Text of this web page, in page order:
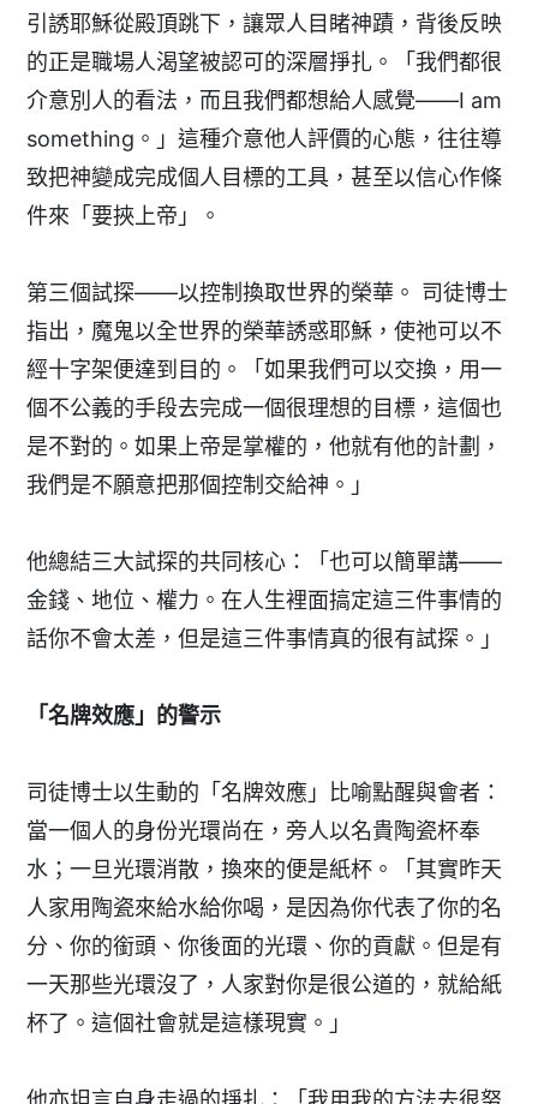
引誘耶穌從殿頂跳下，讓眾人目睹神蹟，背後反映
的正是職場人渴望被認可的深層掙扎。「我們都很
介意別人的看法，而且我們都想給人感覺——I am
something。」這種介意他人評價的心態，往往導
致把神變成完成個人目標的工具，甚至以信心作條
件來「要挾上帝」。
第三個試探——以控制換取世界的榮華。 司徒博士
指出，魔鬼以全世界的榮華誘惑耶穌，使祂可以不
經十字架便達到目的。「如果我們可以交換，用一
個不公義的手段去完成一個很理想的目標，這個也
是不對的。如果上帝是掌權的，他就有他的計劃，
我們是不願意把那個控制交給神。」
他總結三大試探的共同核心：「也可以簡單講——
金錢、地位、權力。在人生裡面搞定這三件事情的
話你不會太差，但是這三件事情真的很有試探。」
「名牌效應」的警示
司徒博士以生動的「名牌效應」比喻點醒與會者：
當一個人的身份光環尚在，旁人以名貴陶瓷杯奉
水；一旦光環消散，換來的便是紙杯。「其實昨天
人家用陶瓷來給水給你喝，是因為你代表了你的名
分、你的銜頭、你後面的光環、你的貢獻。但是有
一天那些光環沒了，人家對你是很公道的，就給紙
杯了。這個社會就是這樣現實。」